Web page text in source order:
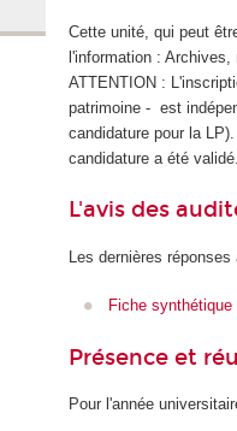
Cette unité, qui peut
l'information : Archives,
ATTENTION :
patrimoine - est
candidature pour la
candidature a été validé.
L'avis des
Les dernières
Fiche
Présence et
Pour l'année